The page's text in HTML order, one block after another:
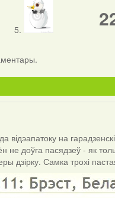
5.
на
не доўга пасядзеў - як
дзірку. Самка трохі